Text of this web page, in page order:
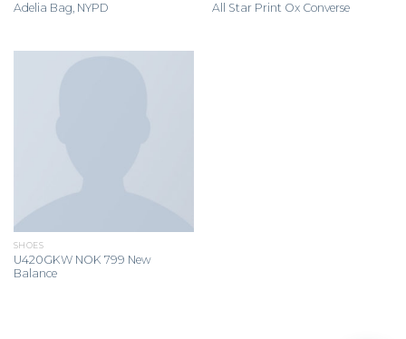
Adelia Bag, NYPD All Star Print Ox Converse
SHOES
U420GKW NOK 799 New
Balance